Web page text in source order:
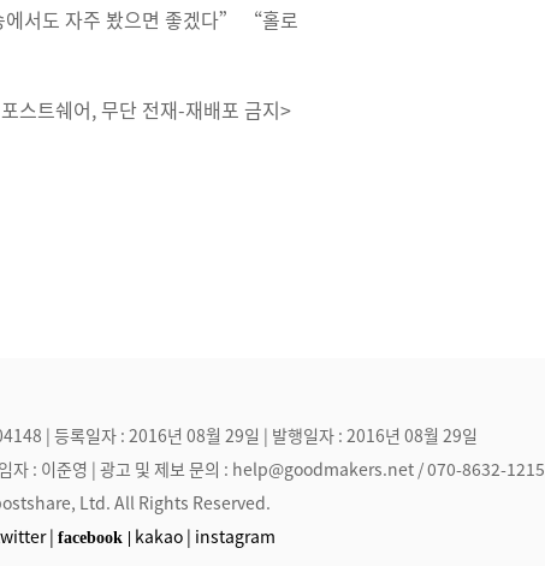
서도 자주 봤으면 좋겠다” “홀로
스트쉐어, 무단 전재-재배포 금지>
| 등록일자 : 2016년 08월 29일 | 발행일자 : 2016년 08월 29일
자 : 이준영 | 광고 및 제보 문의 : help@goodmakers.net / 070-8632-1215
Ltd. All Rights Reserved.
| facebook | kakao | instagram